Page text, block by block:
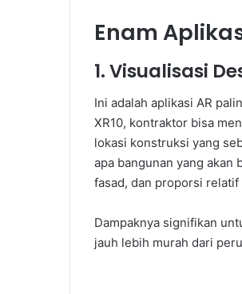
Enam
1. Visualisasi
Ini adalah aplikasi AR
XR10, kontraktor bisa
lokasi konstruksi yang
apa bangunan yang akan
fasad, dan proporsi
Dampaknya signifikan
jauh lebih murah dari